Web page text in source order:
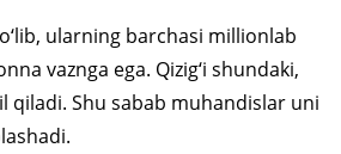
ularning barchasi millionlab
vaznga ega. Qizig‘i shundaki,
qiladi. Shu sabab muhandislar uni